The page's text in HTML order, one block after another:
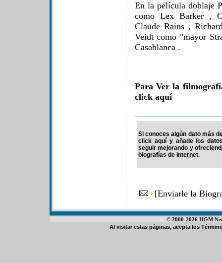
En la película doblaje
como Lex Barker ,
Claude Rains ,
Veidt como "mayor
Casablanca .
Para Ver la
click aquí
Si conoces algún dato más
click aquí y añade los
seguir mejorando y
biografías de Internet.
[Enviarle la
© 2000-2026 HGM
Al visitar estas páginas, acepta los